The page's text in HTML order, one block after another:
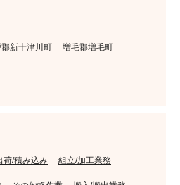
新十津川町 増毛郡増毛町
荷/積み込み 組立/加工業務